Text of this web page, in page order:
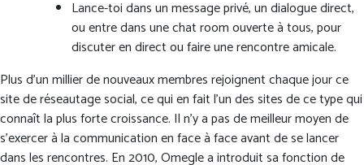
Lance-toi dans un message privé, un dialogue direct,
ou entre dans une chat room ouverte à tous, pour
discuter en direct ou faire une rencontre amicale.
Plus d’un millier de nouveaux membres rejoignent chaque jour ce
site de réseautage social, ce qui en fait l’un des sites de ce type qui
connaît la plus forte croissance. Il n’y a pas de meilleur moyen de
s’exercer à la communication en face à face avant de se lancer
dans les rencontres. En 2010, Omegle a introduit sa fonction de